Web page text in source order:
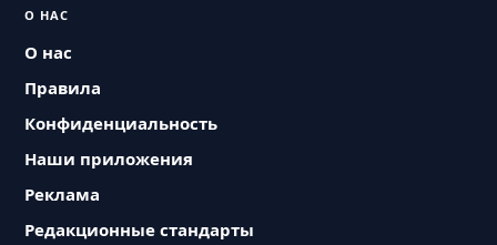
О НАС
О нас
Правила
Конфиденциальность
Наши приложения
Реклама
Редакционные стандарты